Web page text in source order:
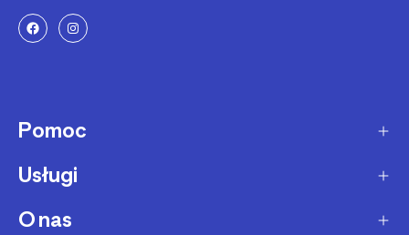
Pomoc
Sposoby dostawy
Dostawa ekspresowa
Usługi
Zakupy na raty
O nas